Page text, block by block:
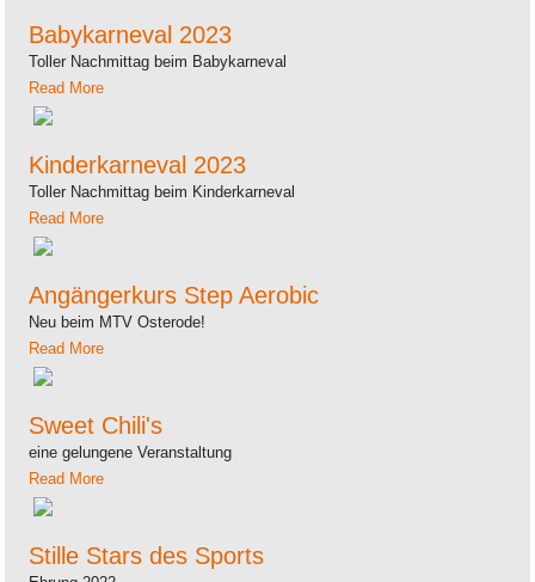
Babykarneval 2023
Toller Nachmittag beim Babykarneval
Read More
Kinderkarneval 2023
Toller Nachmittag beim Kinderkarneval
Read More
Angängerkurs Step Aerobic
Neu beim MTV Osterode!
Read More
Sweet Chili's
eine gelungene Veranstaltung
Read More
Stille Stars des Sports